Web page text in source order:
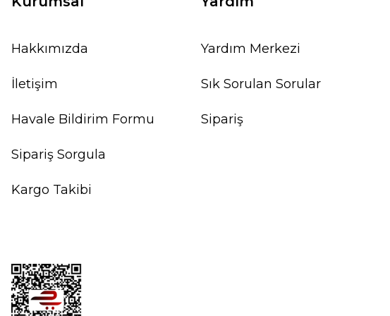
Hakkımızda
İletişim
Havale Bildirim Formu
Sipariş Sorgula
Kargo Takibi
Yardım Merkezi
Sık Sorulan Sorular
Sipariş